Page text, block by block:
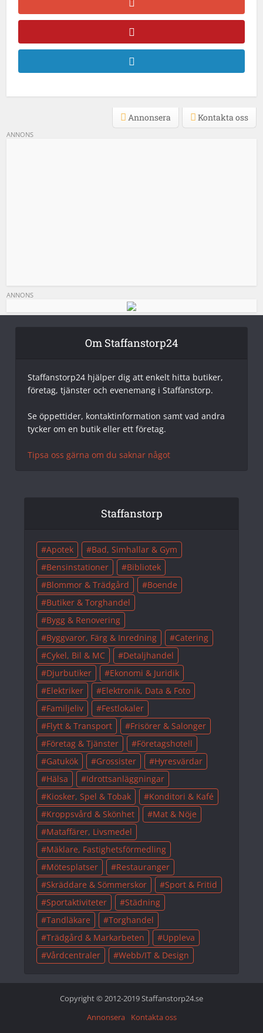
Kontakta oss
Annonsera
ANNONS
ANNONS
Om Staffanstorp24
Staffanstorp24 hjälper dig att enkelt hitta butiker,
företag, tjänster och evenemang i Staffanstorp.
Se öppettider, kontaktinformation samt vad andra
tycker om en butik eller ett företag.
Tipsa oss gärna om du saknar något
Staffanstorp
Apotek
Bad, Simhallar & Gym
Bensinstationer
Bibliotek
Blommor & Trädgård
Boende
Butiker & Torghandel
Bygg & Renovering
Byggvaror, Färg & Inredning
Catering
Cykel, Bil & MC
Detaljhandel
Djurbutiker
Ekonomi & Juridik
Elektriker
Elektronik, Data & Foto
Familjeliv
Festlokaler
Flytt & Transport
Frisörer & Salonger
Företag & Tjänster
Företagshotell
Gatukök
Grossister
Hyresvärdar
Hälsa
Idrottsanläggningar
Kiosker, Spel & Tobak
Konditori & Kafé
Kroppsvård & Skönhet
Mat & Nöje
Mataffärer, Livsmedel
Mäklare, Fastighetsförmedling
Mötesplatser
Restauranger
Skräddare & Sömmerskor
Sport & Fritid
Sportaktiviteter
Städning
Tandläkare
Torghandel
Trädgård & Markarbeten
Uppleva
Vårdcentraler
Webb/IT & Design
Copyright © 2012-2019 Staffanstorp24.se
Annonsera
Kontakta oss